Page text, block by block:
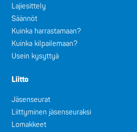
Lajiesittely
Säännöt
Kuinka harrastamaan?
Kuinka kilpailemaan?
Usein kysyttyä
Liitto
Jäsenseurat
Liittyminen jäsenseuraksi
Lomakkeet